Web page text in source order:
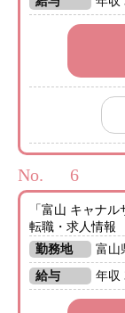
No.
「富山 キャナ
転職・求人情報
勤務地
富山
給与
年収